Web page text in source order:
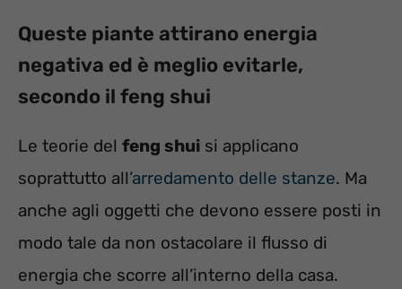
Queste piante attirano energia
negativa ed è meglio evitarle,
secondo il feng shui
Le teorie del feng shui si applicano
soprattutto all’arredamento delle stanze. Ma
anche agli oggetti che devono essere posti in
modo tale da non ostacolare il flusso di
energia che scorre all’interno della casa.